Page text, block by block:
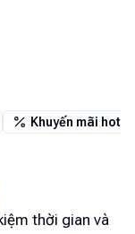
Khuyến mãi hot
thời gian và